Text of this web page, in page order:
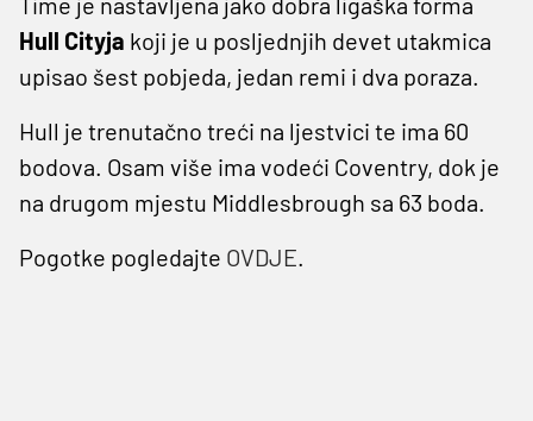
Hull Cityja koji je u posljednjih devet utakmica
upisao šest pobjeda, jedan remi i dva poraza.
Hull je trenutačno treći na ljestvici te ima 60
bodova. Osam više ima vodeći Coventry, dok je
na drugom mjestu Middlesbrough sa 63 boda.
Pogotke pogledajte OVDJE.